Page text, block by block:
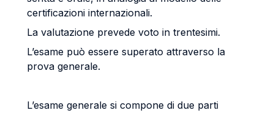
certificazioni internazionali.
La valutazione prevede voto in trentesimi.
L’esame può essere superato attraverso la
prova generale.
L’esame generale si compone di due parti